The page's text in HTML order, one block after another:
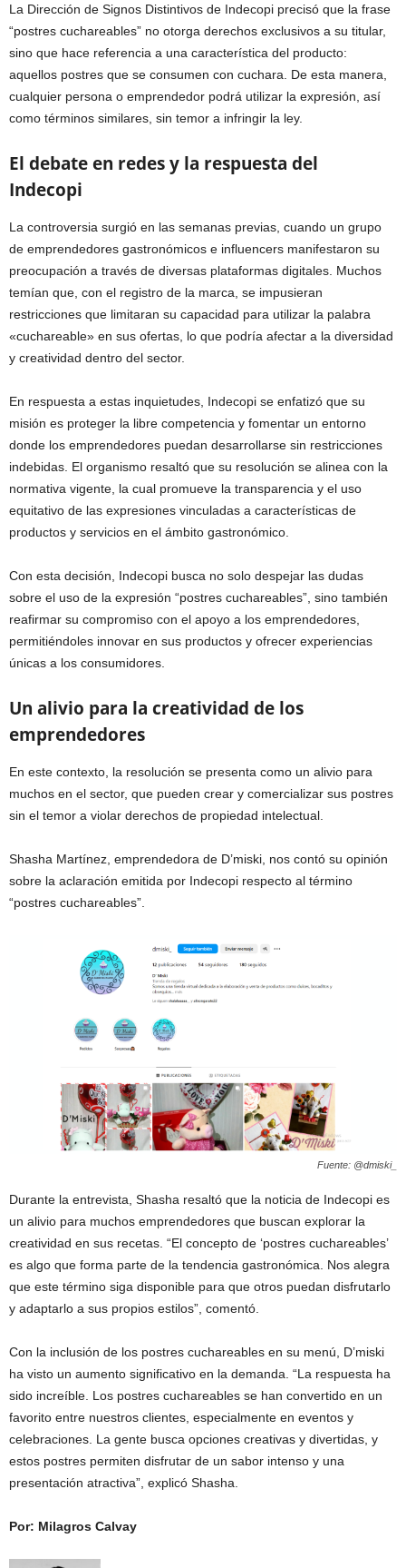
La Dirección de Signos Distintivos de Indecopi precisó que la frase
“postres cuchareables” no otorga derechos exclusivos a su titular,
sino que hace referencia a una característica del producto:
aquellos postres que se consumen con cuchara. De esta manera,
cualquier persona o emprendedor podrá utilizar la expresión, así
como términos similares, sin temor a infringir la ley.
El debate en redes y la respuesta del
Indecopi
La controversia surgió en las semanas previas, cuando un grupo
de emprendedores gastronómicos e influencers manifestaron su
preocupación a través de diversas plataformas digitales. Muchos
temían que, con el registro de la marca, se impusieran
restricciones que limitaran su capacidad para utilizar la palabra
«cuchareable» en sus ofertas, lo que podría afectar a la diversidad
y creatividad dentro del sector.
En respuesta a estas inquietudes, Indecopi se enfatizó que su
misión es proteger la libre competencia y fomentar un entorno
donde los emprendedores puedan desarrollarse sin restricciones
indebidas. El organismo resaltó que su resolución se alinea con la
normativa vigente, la cual promueve la transparencia y el uso
equitativo de las expresiones vinculadas a características de
productos y servicios en el ámbito gastronómico.
Con esta decisión, Indecopi busca no solo despejar las dudas
sobre el uso de la expresión “postres cuchareables”, sino también
reafirmar su compromiso con el apoyo a los emprendedores,
permitiéndoles innovar en sus productos y ofrecer experiencias
únicas a los consumidores.
Un alivio para la creatividad de los
emprendedores
En este contexto, la resolución se presenta como un alivio para
muchos en el sector, que pueden crear y comercializar sus postres
sin el temor a violar derechos de propiedad intelectual.
Shasha Martínez, emprendedora de D’miski, nos contó su opinión
sobre la aclaración emitida por Indecopi respecto al término
“postres cuchareables”.
Fuente: @dmiski_
Durante la entrevista, Shasha resaltó que la noticia de Indecopi es
un alivio para muchos emprendedores que buscan explorar la
creatividad en sus recetas. “El concepto de ‘postres cuchareables’
es algo que forma parte de la tendencia gastronómica. Nos alegra
que este término siga disponible para que otros puedan disfrutarlo
y adaptarlo a sus propios estilos”, comentó.
Con la inclusión de los postres cuchareables en su menú, D’miski
ha visto un aumento significativo en la demanda. “La respuesta ha
sido increíble. Los postres cuchareables se han convertido en un
favorito entre nuestros clientes, especialmente en eventos y
celebraciones. La gente busca opciones creativas y divertidas, y
estos postres permiten disfrutar de un sabor intenso y una
presentación atractiva”, explicó Shasha.
Por: Milagros Calvay